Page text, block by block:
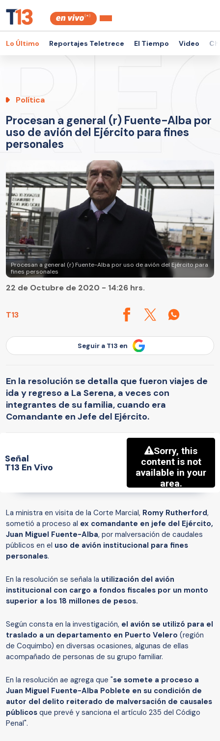
Lo Último Reportajes Teletrece El Tiempo Video
Política
Procesan a general (r) Fuente-Alba por
uso de avión del Ejército para fines
personales
Procesan a general (r) Fuente-Alba por uso de avión del Ejército para
fines personales
T13
22 de Octubre de 2020 - 14:26 hrs.
Seguir a T13 en
En la resolución se detalla que fueron viajes de
ida y regreso a La Serena, a veces con
integrantes de su familia, cuando era
Comandante en Jefe del Ejército.
Señal
T13 En Vivo
La ministra en visita de la Corte Marcial, Romy Rutherford,
sometió a proceso al ex comandante en jefe del Ejército,
Juan Miguel Fuente-Alba, por malversación de caudales
públicos en el uso de avión institucional para fines
personales.
En la resolución se señala la utilización del avión
institucional con cargo a fondos fiscales por un monto
superior a los 18 millones de pesos.
Según consta en la investigación, el avión se utilizó para el
traslado a un departamento en Puerto Velero (región
de Coquimbo) en diversas ocasiones, algunas de ellas
acompañado de personas de su grupo familiar.
En la resolución ae agrega que "se somete a proceso a
Juan Miguel Fuente-Alba Poblete en su condición de
autor del delito reiterado de malversación de causales
públicos que prevé y sanciona el artículo 235 del Código
Penal".